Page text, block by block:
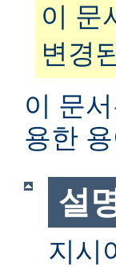
이 문
변경
이 문
용한
설
지시